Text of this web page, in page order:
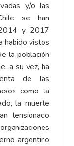
y/o las
se han
y 2017
habido vistos
la población
a su vez, ha
de las
como la
la muerte
tensionado
argentino